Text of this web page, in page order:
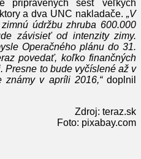
pripravených šesť veľkých
a dva UNC nakladače. „V
údržbu zhruba 600.000
závisieť od intenzity zimy.
Operačného plánu do 31.
povedať, koľko finančných
Presne to bude vyčíslené až v
známy v apríli 2016,“doplnil
Zdroj: teraz.sk
Foto: pixabay.com